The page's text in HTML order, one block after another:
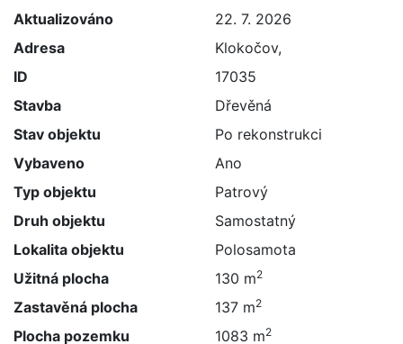
Aktualizováno
22. 7. 2026
Adresa
Klokočov,
ID
17035
Stavba
Dřevěná
Stav objektu
Po rekonstrukci
Vybaveno
Ano
Typ objektu
Patrový
Druh objektu
Samostatný
Lokalita objektu
Polosamota
Užitná plocha
130 m2
Zastavěná plocha 137 m2
Plocha pozemku 1083 m2